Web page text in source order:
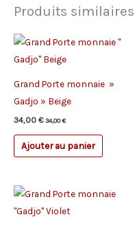
Produits similaires
Grand Porte monnaie »
Gadjo » Beige
34,00 € 34,00€
Ajouter au panier